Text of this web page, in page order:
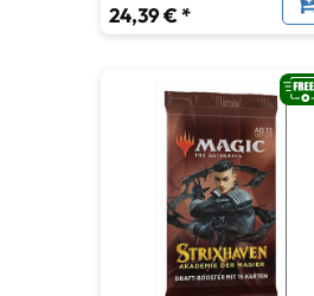
24,39 € *